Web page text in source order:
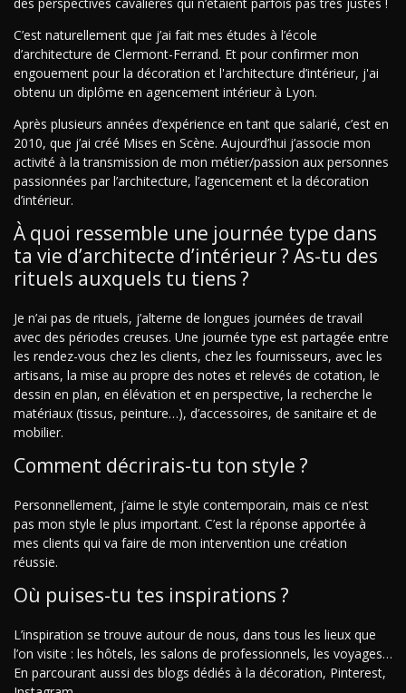
des perspectives cavalières qui n’étaient parfois pas très justes !
C’est naturellement que j’ai fait mes études à l’école
d’architecture de Clermont-Ferrand. Et pour confirmer mon
engouement pour la décoration et l'architecture d’intérieur, j'ai
obtenu un diplôme en agencement intérieur à Lyon.
Après plusieurs années d’expérience en tant que salarié, c’est en
2010, que j’ai créé Mises en Scène. Aujourd’hui j’associe mon
activité à la transmission de mon métier/passion aux personnes
passionnées par l’architecture, l’agencement et la décoration
d’intérieur.
À quoi ressemble une journée type dans
ta vie d’architecte d’intérieur ? As-tu des
rituels auxquels tu tiens ?
Je n’ai pas de rituels, j’alterne de longues journées de travail
avec des périodes creuses. Une journée type est partagée entre
les rendez-vous chez les clients, chez les fournisseurs, avec les
artisans, la mise au propre des notes et relevés de cotation, le
dessin en plan, en élévation et en perspective, la recherche le
matériaux (tissus, peinture…), d’accessoires, de sanitaire et de
mobilier.
Comment décrirais-tu ton style ?
Personnellement, j’aime le style contemporain, mais ce n’est
pas mon style le plus important. C’est la réponse apportée à
mes clients qui va faire de mon intervention une création
réussie.
Où puises-tu tes inspirations ?
L’inspiration se trouve autour de nous, dans tous les lieux que
l’on visite : les hôtels, les salons de professionnels, les voyages…
En parcourant aussi des blogs dédiés à la décoration, Pinterest,